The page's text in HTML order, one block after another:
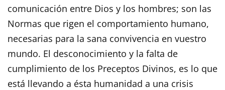
comunicación entre Dios y los hombres; son las
Normas que rigen el comportamiento humano,
necesarias para la sana convivencia en vuestro
mundo. El desconocimiento y la falta de
cumplimiento de los Preceptos Divinos, es lo que
está llevando a ésta humanidad a una crisis